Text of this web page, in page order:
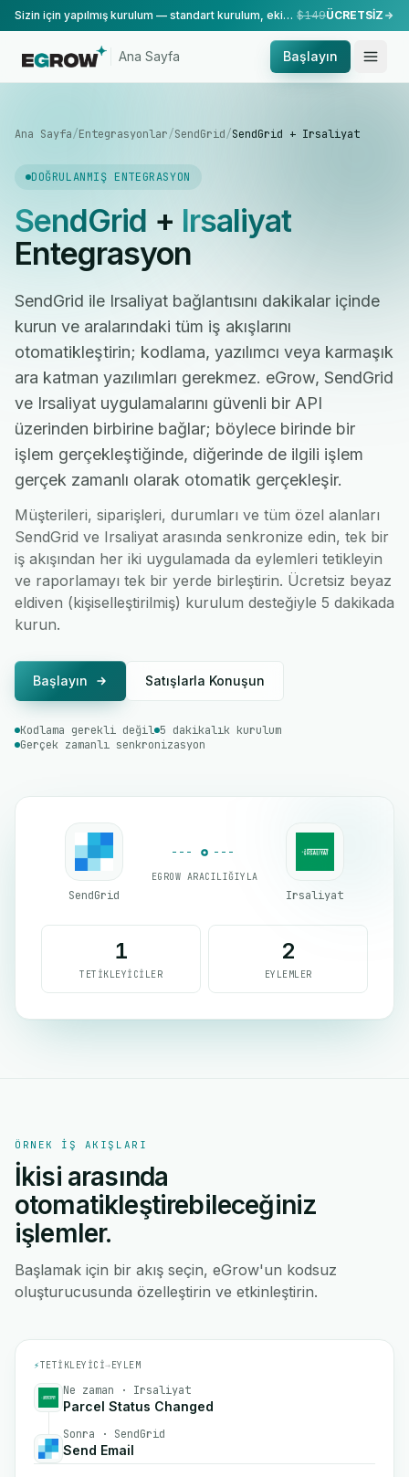
Sizin için yapılmış kurulum — standart kurulum, ekibimiz tarafından yapılır. $149ÜCRETSİZ
Ana Sayfa Başlayın
Ana Sayfa/Entegrasyonlar/SendGrid/SendGrid + Irsaliyat
DOĞRULANMIŞ ENTEGRASYON
SendGrid + Irsaliyat
Entegrasyon
SendGrid ile Irsaliyat bağlantısını dakikalar içinde
kurun ve aralarındaki tüm iş akışlarını
otomatikleştirin; kodlama, yazılımcı veya karmaşık
ara katman yazılımları gerekmez. eGrow, SendGrid
ve Irsaliyat uygulamalarını güvenli bir API
üzerinden birbirine bağlar; böylece birinde bir
işlem gerçekleştiğinde, diğerinde de ilgili işlem
gerçek zamanlı olarak otomatik gerçekleşir.
Müşterileri, siparişleri, durumları ve tüm özel alanları
SendGrid ve Irsaliyat arasında senkronize edin, tek bir
iş akışından her iki uygulamada da eylemleri tetikleyin
ve raporlamayı tek bir yerde birleştirin. Ücretsiz beyaz
eldiven (kişiselleştirilmiş) kurulum desteğiyle 5 dakikada
kurun.
Başlayın Satışlarla Konuşun
Kodlama gerekli değil 5 dakikalık kurulum
Gerçek zamanlı senkronizasyon
SendGrid
EGROW ARACILIĞIYLA
Irsaliyat
1
TETIKLEYICILER
2
EYLEMLER
ÖRNEK IŞ AKIŞLARI
İkisi arasında
otomatikleştirebileceğiniz
işlemler.
Başlamak için bir akış seçin, eGrow'un kodsuz
oluşturucusunda özelleştirin ve etkinleştirin.
⚡TETIKLEYICI→EYLEM
Ne zaman · Irsaliyat
Parcel Status Changed
Sonra · SendGrid
Send Email